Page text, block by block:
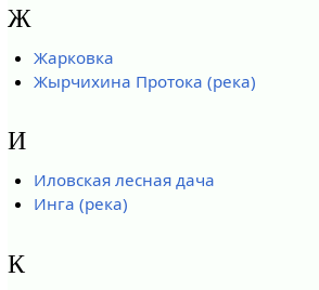
Ж
Жарковка
Жырчихина Протока (река)
И
Иловская лесная дача
Инга (река)
К